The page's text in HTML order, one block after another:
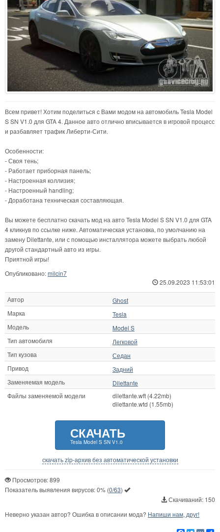
Всем привет! Хотим поделиться c Вами модом на автомобиль Tesla Model
S SN V1.0 для GTA 4. Данное авто отлично вписывается в игровой процесс
и разбавляет трафик Либерти-Сити.
Особенности:
- Своя тень;
- Работает приборная панель;
- Настроенная коллизия;
- Настроенный handling;
- Доработана техническая составляющая.
Вы можете бесплатно скачать мод на авто Tesla Model S SN V1.0 для GTA
4 кликнув по ссылке ниже. Автоматическая установка, по умолчанию на
замену Dilettante, или с помощью инсталлятора можете выбрать любой
другой стандартный авто из игры.
Приятной игры!
Опубликовано:milcin7
25.09.2023 11:53:01
Автор
Ghost
Марка
Tesla
Модель
Model S
Тип автомобиля
Легковой
Тип кузова
Седан
Привод
Задний
Заменяемая модель
Dilettante
Файлы заменяемой модели
dilettante.wft (4.22mb)
dilettante.wtd (1.55mb)
СКАЧАТЬ
Tesla Model S SN V1.0
скачать zip-архив без автоматической установки
Просмотров: 899
Показатель выявления вирусов:0% (0/63)
Скачиваний: 150
Неверно указан автор? Ошибка в описании мода? Напиши нам, друг!